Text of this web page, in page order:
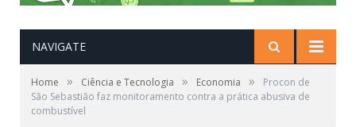
NAVIGATE
Home » Ciência e Tecnologia » Economia »
Procon de
São Sebastião faz monitoramento contra a prática abusiva de
combustível